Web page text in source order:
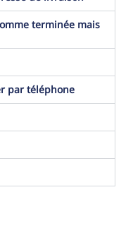
terminée mais
par téléphone